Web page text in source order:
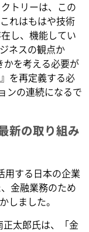
トリーは、この
れはもはや技術
し、機能してい
ネスの観点か
かを考える必要が
を再定義する必
ンの連続になるで
新の取り組み
用する日本の企業
金融業務のため
しました。
正太郎氏は、「金